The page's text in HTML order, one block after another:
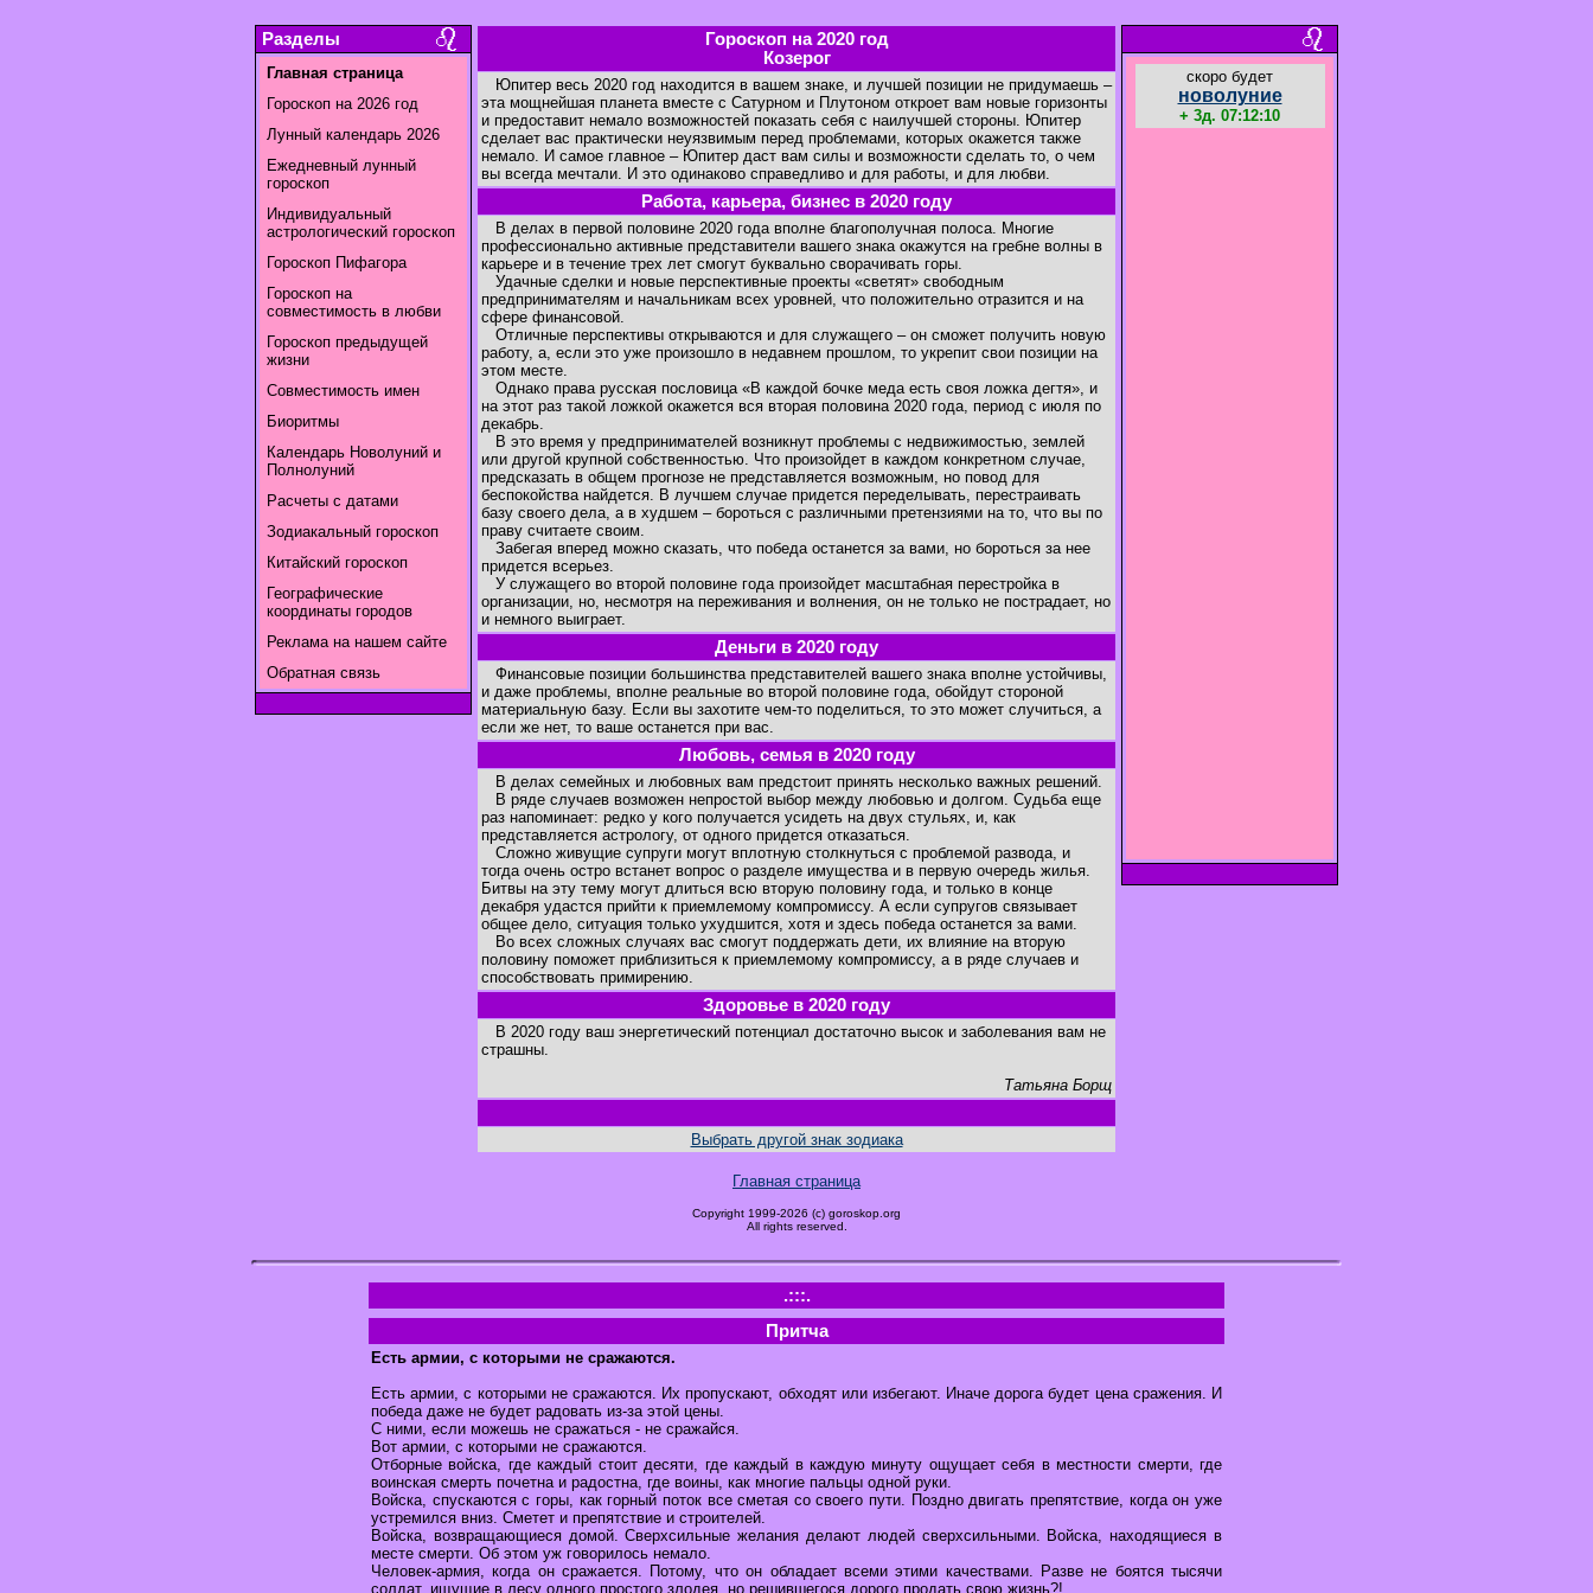
Разделы
Главная страница
Гороскоп на 2026 год
Лунный календарь 2026
Ежедневный лунный
гороскоп
Индивидуальный
астрологический гороскоп
Гороскоп Пифагора
Гороскоп на
совместимость в любви
Гороскоп предыдущей
жизни
Совместимость имен
Биоритмы
Календарь Новолуний и
Полнолуний
Расчеты с датами
Зодиакальный гороскоп
Китайский гороскоп
Географические
координаты городов
Реклама на нашем сайте
Обратная связь
Гороскоп на 2020 год
Козерог
Юпитер весь 2020 год находится в вашем знаке, и лучшей позиции не придумаешь –
эта мощнейшая планета вместе с Сатурном и Плутоном откроет вам новые горизонты
и предоставит немало возможностей показать себя с наилучшей стороны. Юпитер
сделает вас практически неуязвимым перед проблемами, которых окажется также
немало. И самое главное – Юпитер даст вам силы и возможности сделать то, о чем
вы всегда мечтали. И это одинаково справедливо и для работы, и для любви.
Работа, карьера, бизнес в 2020 году
В делах в первой половине 2020 года вполне благополучная полоса. Многие
профессионально активные представители вашего знака окажутся на гребне волны в
карьере и в течение трех лет смогут буквально сворачивать горы.
Удачные сделки и новые перспективные проекты «светят» свободным
предпринимателям и начальникам всех уровней, что положительно отразится и на
сфере финансовой.
Отличные перспективы открываются и для служащего – он сможет получить новую
работу, а, если это уже произошло в недавнем прошлом, то укрепит свои позиции на
этом месте.
Однако права русская пословица «В каждой бочке меда есть своя ложка дегтя», и
на этот раз такой ложкой окажется вся вторая половина 2020 года, период с июля по
декабрь.
В это время у предпринимателей возникнут проблемы с недвижимостью, землей
или другой крупной собственностью. Что произойдет в каждом конкретном случае,
предсказать в общем прогнозе не представляется возможным, но повод для
беспокойства найдется. В лучшем случае придется переделывать, перестраивать
базу своего дела, а в худшем – бороться с различными претензиями на то, что вы по
праву считаете своим.
Забегая вперед можно сказать, что победа останется за вами, но бороться за нее
придется всерьез.
У служащего во второй половине года произойдет масштабная перестройка в
организации, но, несмотря на переживания и волнения, он не только не пострадает, но
и немного выиграет.
Деньги в 2020 году
Финансовые позиции большинства представителей вашего знака вполне устойчивы,
и даже проблемы, вполне реальные во второй половине года, обойдут стороной
материальную базу. Если вы захотите чем-то поделиться, то это может случиться, а
если же нет, то ваше останется при вас.
Любовь, семья в 2020 году
В делах семейных и любовных вам предстоит принять несколько важных решений.
В ряде случаев возможен непростой выбор между любовью и долгом. Судьба еще
раз напоминает: редко у кого получается усидеть на двух стульях, и, как
представляется астрологу, от одного придется отказаться.
Сложно живущие супруги могут вплотную столкнуться с проблемой развода, и
тогда очень остро встанет вопрос о разделе имущества и в первую очередь жилья.
Битвы на эту тему могут длиться всю вторую половину года, и только в конце
декабря удастся прийти к приемлемому компромиссу. А если супругов связывает
общее дело, ситуация только ухудшится, хотя и здесь победа останется за вами.
Во всех сложных случаях вас смогут поддержать дети, их влияние на вторую
половину поможет приблизиться к приемлемому компромиссу, а в ряде случаев и
способствовать примирению.
Здоровье в 2020 году
В 2020 году ваш энергетический потенциал достаточно высок и заболевания вам не
страшны.
Татьяна Борщ
Выбрать другой знак зодиака
cкоро будет
новолуние
+ 3д. 07:12:10
Главная страница
Copyright 1999-2026 (c) goroskop.org
All rights reserved.
.:::.
Притча
Есть армии, с которыми не сражаются.
Есть армии, с которыми не сражаются. Их пропускают, обходят или избегают. Иначе дорога будет цена сражения. И
победа даже не будет радовать из-за этой цены.
С ними, если можешь не сражаться - не сражайся.
Вот армии, с которыми не сражаются.
Отборные войска, где каждый стоит десяти, где каждый в каждую минуту ощущает себя в местности смерти, где
воинская смерть почетна и радостна, где воины, как многие пальцы одной руки.
Войска, спускаются с горы, как горный поток все сметая со своего пути. Поздно двигать препятствие, когда он уже
устремился вниз. Сметет и препятствие и строителей.
Войска, возвращающиеся домой. Сверхсильные желания делают людей сверхсильными. Войска, находящиеся в
месте смерти. Об этом уж говорилось немало.
Человек-армия, когда он сражается. Потому, что он обладает всеми этими качествами. Разве не боятся тысячи
солдат, ищущие в лесу одного простого злодея, но решившегося дорого продать свою жизнь?!